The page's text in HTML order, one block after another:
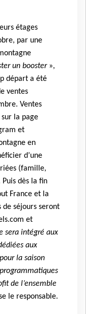
étages
par une
un booster»,
départ a été
ventes
Ventes
la page
et
en
d’une
(famille,
dès la fin
France et la
de séjours seront
et
sera intégré aux
aux
la saison
de l’ensemble
le responsable.